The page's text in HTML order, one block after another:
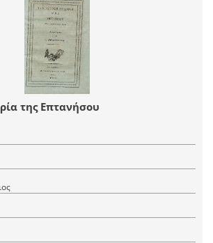
της Επτανήσου